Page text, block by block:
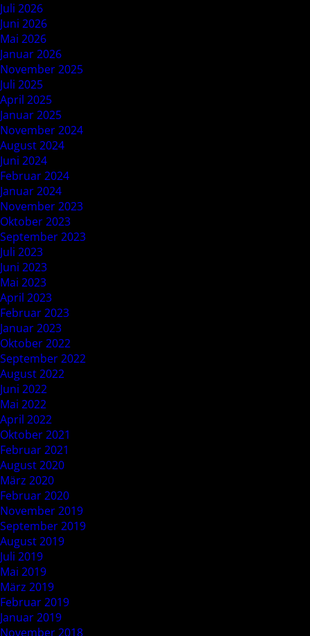
Juli 2026
Juni 2026
Mai 2026
Januar 2026
November 2025
Juli 2025
April 2025
Januar 2025
November 2024
August 2024
Juni 2024
Februar 2024
Januar 2024
November 2023
Oktober 2023
September 2023
Juli 2023
Juni 2023
Mai 2023
April 2023
Februar 2023
Januar 2023
Oktober 2022
September 2022
August 2022
Juni 2022
Mai 2022
April 2022
Oktober 2021
Februar 2021
August 2020
März 2020
Februar 2020
November 2019
September 2019
August 2019
Juli 2019
Mai 2019
März 2019
Februar 2019
Januar 2019
November 2018